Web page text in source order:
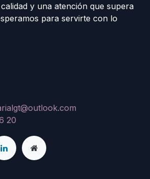
y una atención que supera
para servirte con lo
20